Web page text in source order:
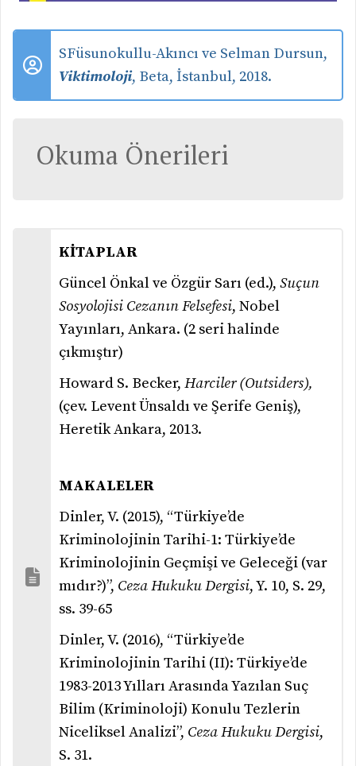
SFüsunokullu-Akıncı ve Selman Dursun,
Viktimoloji, Beta, İstanbul, 2018.
Okuma Önerileri
KİTAPLAR
Güncel Önkal ve Özgür Sarı (ed.), Suçun
Sosyolojisi Cezanın Felsefesi, Nobel
Yayınları, Ankara. (2 seri halinde
çıkmıştır)
Howard S. Becker, Harciler (Outsiders),
(çev. Levent Ünsaldı ve Şerife Geniş),
Heretik Ankara, 2013.
MAKALELER
Dinler, V. (2015), “Türkiye’de
Kriminolojinin Tarihi-1: Türkiye’de
Kriminolojinin Geçmişi ve Geleceği (var
mıdır?)”, Ceza Hukuku Dergisi, Y. 10, S. 29,
ss. 39-65
Dinler, V. (2016), “Türkiye’de
Kriminolojinin Tarihi (II): Türkiye’de
1983-2013 Yılları Arasında Yazılan Suç
Bilim (Kriminoloji) Konulu Tezlerin
Niceliksel Analizi”, Ceza Hukuku Dergisi,
S. 31.